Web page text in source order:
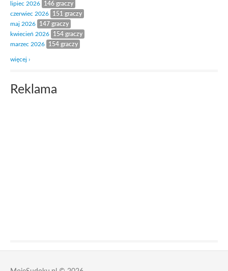
lipiec 2026
146 graczy
czerwiec 2026
151 graczy
maj 2026
147 graczy
kwiecień 2026
154 graczy
marzec 2026
154 graczy
więcej ›
Reklama